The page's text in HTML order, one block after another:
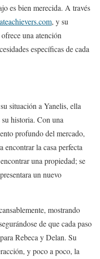
es bien merecida. A través
, y su
una atención
específicas de cada
situación a Yanelis, ella
su historia. Con una
profundo del mercado,
encontrar la casa perfecta
una propiedad; se
un nuevo
mostrando
de que cada paso
Rebeca y Delan. Su
y poco a poco, la